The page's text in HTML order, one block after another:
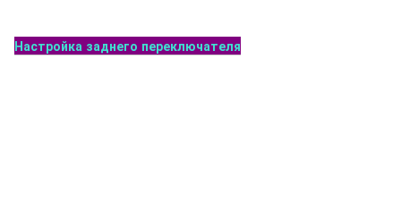
Настройка заднего переключателя